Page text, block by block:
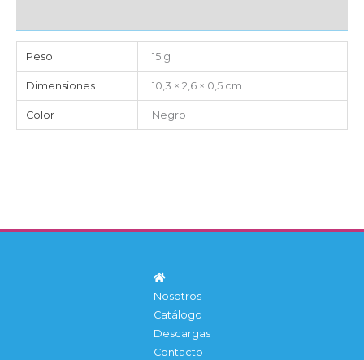
Peso 15 g
Dimensiones 10,3 × 2,6 × 0,5 cm
Color Negro
Nosotros
Catálogo
Descargas
Contacto